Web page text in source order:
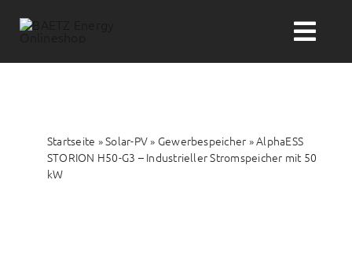
Inhalt
Solar-PV
Startseite »Solar-PV» Gewerbespeicher »AlphaESS
STORION H50-G3 – Industrieller Stromspeicher mit 50
kW